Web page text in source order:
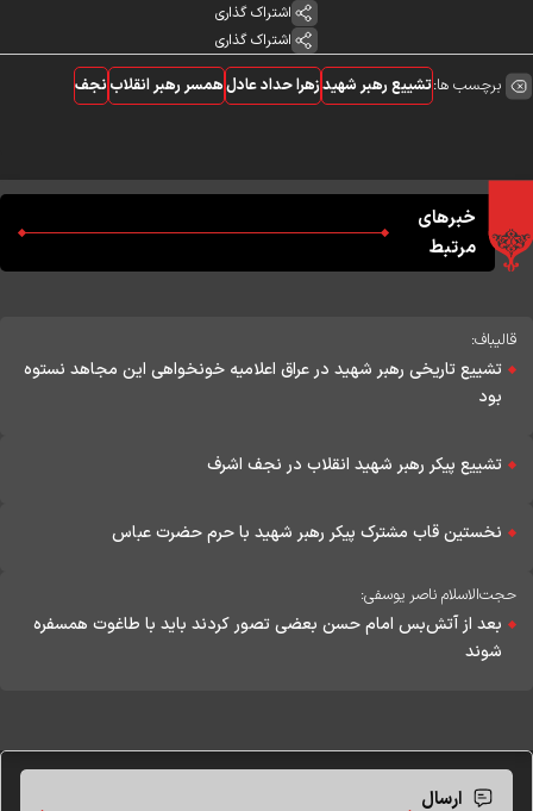
اشتراک گذاری
اشتراک گذاری
برچسب ها:تشییع رهبر شهیدزهرا حداد عادلهمسر رهبر انقلابنجف
خبرهای
مرتبط
قالیباف:
تشییع تاریخی رهبر شهید در عراق اعلامیه خونخواهی این مجاهد نستوه
بود
تشییع پیکر رهبر شهید انقلاب در نجف اشرف
نخستین قاب مشترک پیکر رهبر شهید با حرم حضرت عباس
حجت‌الاسلام ناصر یوسفی:
بعد از آتش‌بس امام حسن بعضی‌ تصور کردند باید با طاغوت همسفره
شوند
ارسال